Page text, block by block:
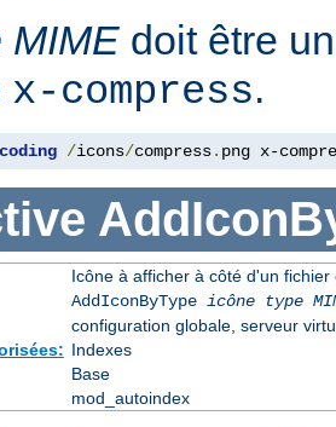
MIME doit être
x-compress.
/icons/compress. png x-
Icône à afficher à côté d'un
AddIconByType icône
type
configuration globale, serveur
Indexes
Base
mod_autoindex